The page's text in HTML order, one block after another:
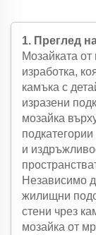
1. Преглед
Мозайката
изработка,
камъка с
изразени
мозайка
и
Независимо
жилищни
стени чрез
мозайка от